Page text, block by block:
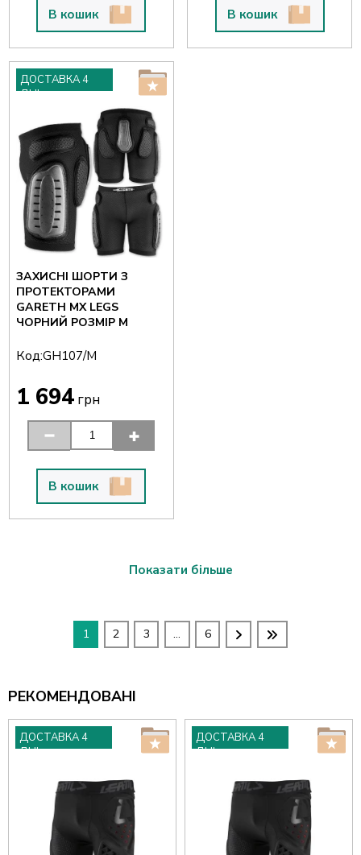
В кошик В кошик
ДОСТАВКА 4
ДНІ
ЗАХИСНІ ШОРТИ З
ПРОТЕКТОРАМИ
GARETH MX LEGS
ЧОРНИЙ РОЗМІР M
Код:GH107/M
1 694грн
В кошик
Показати більше
1 2 3 ... 6
РЕКОМЕНДОВАНІ
ДОСТАВКА 4
ДНІ
ДОСТАВКА 4
ДНІ